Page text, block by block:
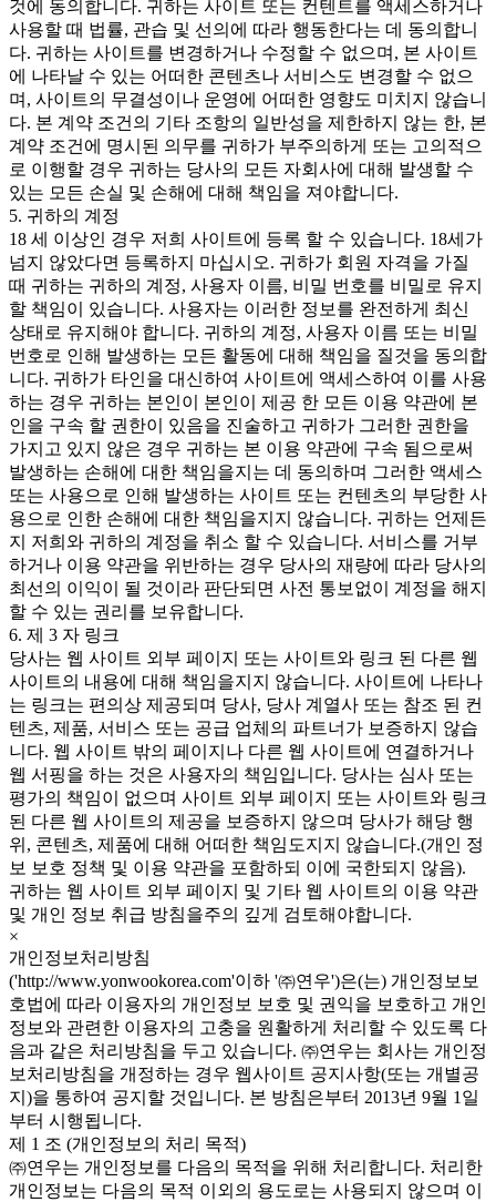
것에 동의합니다. 귀하는 사이트 또는 컨텐트를 액세스하거나
사용할 때 법률, 관습 및 선의에 따라 행동한다는 데 동의합니
다. 귀하는 사이트를 변경하거나 수정할 수 없으며, 본 사이트
에 나타날 수 있는 어떠한 콘텐츠나 서비스도 변경할 수 없으
며, 사이트의 무결성이나 운영에 어떠한 영향도 미치지 않습니
다. 본 계약 조건의 기타 조항의 일반성을 제한하지 않는 한, 본
계약 조건에 명시된 의무를 귀하가 부주의하게 또는 고의적으
로 이행할 경우 귀하는 당사의 모든 자회사에 대해 발생할 수
있는 모든 손실 및 손해에 대해 책임을 져야합니다.
5. 귀하의 계정
18 세 이상인 경우 저희 사이트에 등록 할 수 있습니다. 18세가
넘지 않았다면 등록하지 마십시오. 귀하가 회원 자격을 가질
때 귀하는 귀하의 계정, 사용자 이름, 비밀 번호를 비밀로 유지
할 책임이 있습니다. 사용자는 이러한 정보를 완전하게 최신
상태로 유지해야 합니다. 귀하의 계정, 사용자 이름 또는 비밀
번호로 인해 발생하는 모든 활동에 대해 책임을 질것을 동의합
니다. 귀하가 타인을 대신하여 사이트에 액세스하여 이를 사용
하는 경우 귀하는 본인이 본인이 제공 한 모든 이용 약관에 본
인을 구속 할 권한이 있음을 진술하고 귀하가 그러한 권한을
가지고 있지 않은 경우 귀하는 본 이용 약관에 구속 됨으로써
발생하는 손해에 대한 책임을지는 데 동의하며 그러한 액세스
또는 사용으로 인해 발생하는 사이트 또는 컨텐츠의 부당한 사
용으로 인한 손해에 대한 책임을지지 않습니다. 귀하는 언제든
지 저희와 귀하의 계정을 취소 할 수 있습니다. 서비스를 거부
하거나 이용 약관을 위반하는 경우 당사의 재량에 따라 당사의
최선의 이익이 될 것이라 판단되면 사전 통보없이 계정을 해지
할 수 있는 권리를 보유합니다.
6. 제 3 자 링크
당사는 웹 사이트 외부 페이지 또는 사이트와 링크 된 다른 웹
사이트의 내용에 대해 책임을지지 않습니다. 사이트에 나타나
는 링크는 편의상 제공되며 당사, 당사 계열사 또는 참조 된 컨
텐츠, 제품, 서비스 또는 공급 업체의 파트너가 보증하지 않습
니다. 웹 사이트 밖의 페이지나 다른 웹 사이트에 연결하거나
웹 서핑을 하는 것은 사용자의 책임입니다. 당사는 심사 또는
평가의 책임이 없으며 사이트 외부 페이지 또는 사이트와 링크
된 다른 웹 사이트의 제공을 보증하지 않으며 당사가 해당 행
위, 콘텐츠, 제품에 대해 어떠한 책임도지지 않습니다.(개인 정
보 보호 정책 및 이용 약관을 포함하되 이에 국한되지 않음).
귀하는 웹 사이트 외부 페이지 및 기타 웹 사이트의 이용 약관
및 개인 정보 취급 방침을주의 깊게 검토해야합니다.
×
개인정보처리방침
('http://www.yonwookorea.com'이하 '㈜연우')은(는) 개인정보보
호법에 따라 이용자의 개인정보 보호 및 권익을 보호하고 개인
정보와 관련한 이용자의 고충을 원활하게 처리할 수 있도록 다
음과 같은 처리방침을 두고 있습니다. ㈜연우는 회사는 개인정
보처리방침을 개정하는 경우 웹사이트 공지사항(또는 개별공
지)을 통하여 공지할 것입니다. 본 방침은부터 2013년 9월 1일
부터 시행됩니다.
제 1 조 (개인정보의 처리 목적)
㈜연우는 개인정보를 다음의 목적을 위해 처리합니다. 처리한
개인정보는 다음의 목적 이외의 용도로는 사용되지 않으며 이